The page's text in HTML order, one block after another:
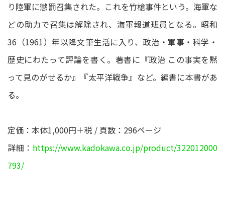
り陸軍に懲罰召集された。これを竹槍事件という。海軍な
どの助力で召集は解除され、海軍報道班員となる。昭和
36（1961）年以降文筆生活に入り、政治・軍事・科学・
歴史にわたって評論を書く。著書に『政治 この事実を黙
って見のがせるか』『太平洋戦争』など。編書に本書があ
る。
定価：本体1,000円＋税 / 頁数：296ページ
詳細： https://www.kadokawa.co.jp/product/322012000
793/